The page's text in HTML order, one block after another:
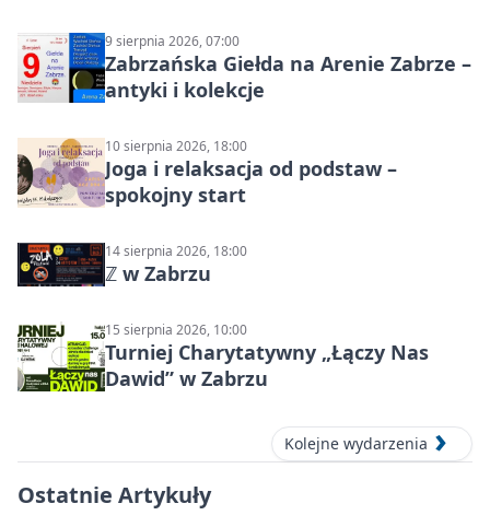
9 sierpnia 2026, 07:00
Zabrzańska Giełda na Arenie Zabrze –
antyki i kolekcje
10 sierpnia 2026, 18:00
Joga i relaksacja od podstaw –
spokojny start
14 sierpnia 2026, 18:00
ℤ w Zabrzu
15 sierpnia 2026, 10:00
Turniej Charytatywny „Łączy Nas
Dawid” w Zabrzu
Kolejne wydarzenia
Ostatnie Artykuły